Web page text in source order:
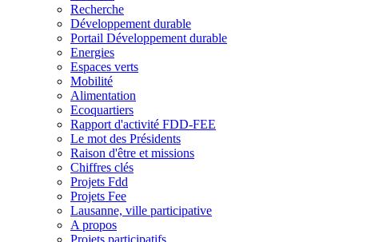
Recherche
Développement durable
Portail Développement durable
Energies
Espaces verts
Mobilité
Alimentation
Ecoquartiers
Rapport d'activité FDD-FEE
Le mot des Présidents
Raison d'être et missions
Chiffres clés
Projets Fdd
Projets Fee
Lausanne, ville participative
A propos
Projets participatifs